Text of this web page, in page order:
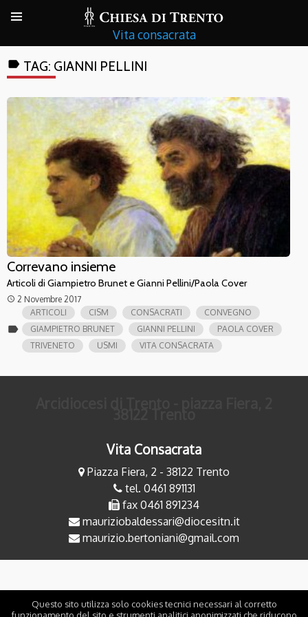
Vita consacrata
label TAG: GIANNI PELLINI
Correvano insieme
Articoli di Giampietro Brunet e Gianni Pellini/Paola Cover
access_time 2 Novembre 2017
label
ARTICOLI CISM CONSACRATI
CONVEGNO
GIAMPIETRO BRUNET
GIANNI PELLINI
PAOLA COVER
TRIVENETO
USMI VITA CONSACRATA
Vita Consacrata
Piazza Fiera, 2 - 38122 Trento
tel. 0461 891131
fax 0461 891234
mauriziobaldessari@diocesitn.it
maurizio.bertoniani@gmail.com
Questo sito utilizza solo cookies tecnici necessari al corretto
funzionamento del sito e strumenti analitici anonimizzati che riducono